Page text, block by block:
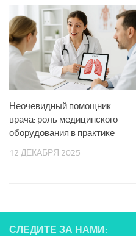
Неочевидный помощник
врача: роль медицинского
оборудования в практике
12 ДЕКАБРЯ 2025
СЛЕДИТЕ ЗА НАМИ: